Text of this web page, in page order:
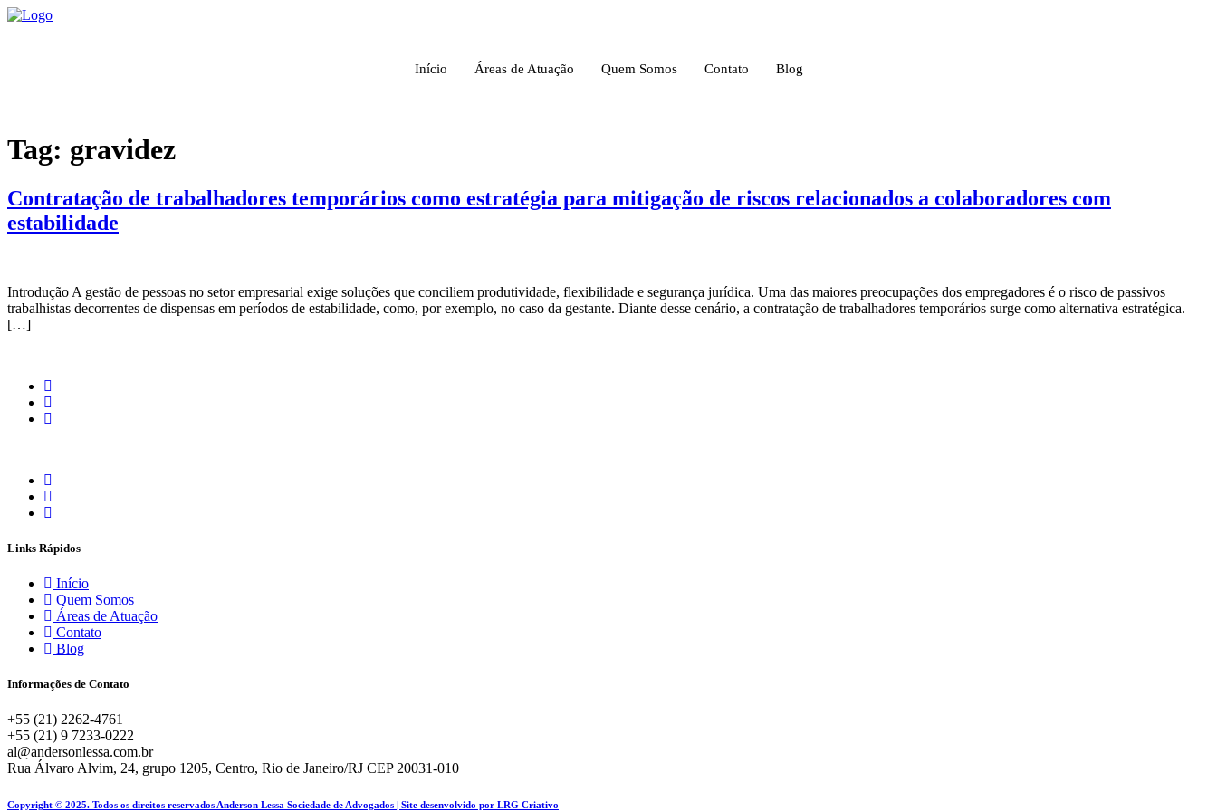
Ir
Início Áreas de Atuação Quem Somos Contato Blog
Tag: gravidez
Contratação de trabalhadores temporários como estratégia para mitigação de riscos relacionados a colaboradores com
estabilidade
Introdução A gestão de pessoas no setor empresarial exige soluções que conciliem produtividade, flexibilidade e segurança jurídica. Uma das maiores preocupações dos empregadores é o risco de passivos
trabalhistas decorrentes de dispensas em períodos de estabilidade, como, por exemplo, no caso da gestante. Diante desse cenário, a contratação de trabalhadores temporários surge como alternativa estratégica.
[…]
Links Rápidos
Início
Quem Somos
Áreas de Atuação
Contato
Blog
Informações de Contato
+55 (21) 2262-4761
+55 (21) 9 7233-0222
al@andersonlessa.com.br
Rua Álvaro Alvim, 24, grupo 1205, Centro, Rio de Janeiro/RJ CEP 20031-010
Copyright © 2025. Todos os direitos reservados Anderson Lessa Sociedade de Advogados | Site desenvolvido por LRG Criativo